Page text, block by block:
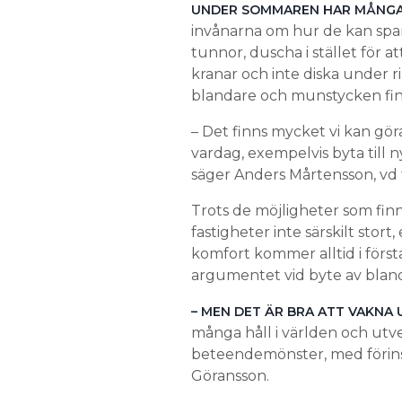
UNDER SOMMAREN HAR
invånarna om hur de kan
tunnor, duscha i stället för
kranar och inte diska under
blandare och munstycken
– Det finns mycket vi kan
vardag, exempelvis byta till
säger Anders Mårtensson,
Trots de möjligheter som
fastigheter inte särskilt stort,
komfort kommer alltid i
argumentet vid byte av
– MEN DET ÄR BRA ATT VAKNA
många håll i världen och
beteendemönster, med
Göransson.